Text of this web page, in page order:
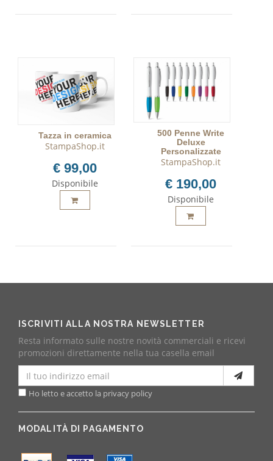
Tazza in ceramica
StampaShop.it
€ 99,00
Disponibile
500 Penne Write
Deluxe
Personalizzate
StampaShop.it
€ 190,00
Disponibile
ISCRIVITI ALLA NOSTRA NEWSLETTER
Resta informato sulle nostre novità commerciali e ricevi
promozioni direttamente nella tua casella email
Ho letto e accetto la privacy policy
MODALITÀ DI PAGAMENTO